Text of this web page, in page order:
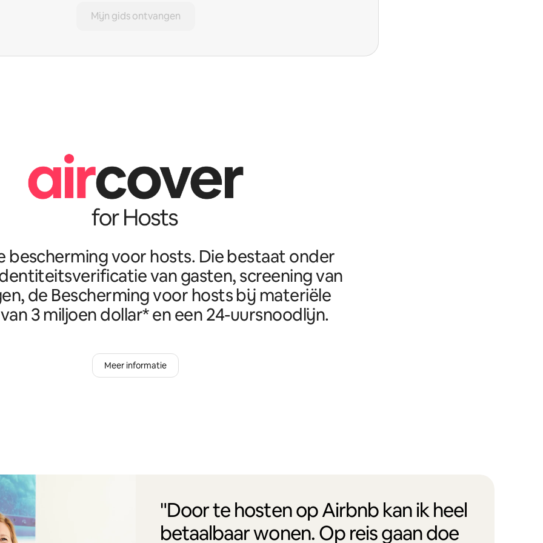
Mijn gids ontvangen
bescherming voor hosts. Die bestaat onder
van gasten, screening van
de Bescherming voor hosts bij materiële
3 miljoen dollar* en een 24-uursnoodlijn.
Meer informatie
"Door te hosten op Airbnb kan ik heel
betaalbaar wonen. Op reis gaan doe